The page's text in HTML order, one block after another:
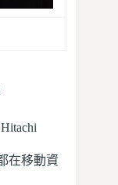
在移動資